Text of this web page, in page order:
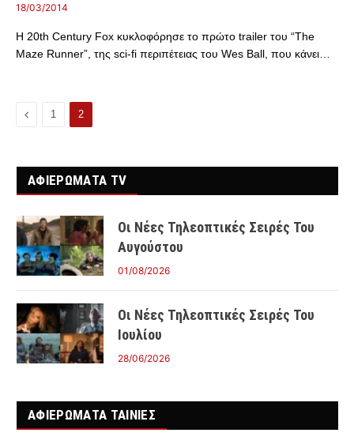
18/03/2014
Η 20th Century Fox κυκλοφόρησε το πρώτο trailer του “The
Maze Runner”, της sci-fi περιπέτειας του Wes Ball, που κάνει…
Προηγούμενο
1 2
ΑΦΙΕΡΩΜΑΤΑ TV
Οι Νέες Τηλεοπτικές Σειρές Του
Αυγούστου
01/08/2026
Οι Νέες Τηλεοπτικές Σειρές Του
Ιουλίου
28/06/2026
ΑΦΙΕΡΩΜΑΤΑ ΤΑΙΝΊΕΣ